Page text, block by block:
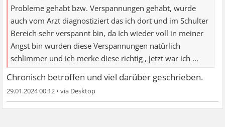
Probleme gehabt bzw. Verspannungen gehabt, wurde
auch vom Arzt diagnostiziert das ich dort und im Schulter
Bereich sehr verspannt bin, da Ich wieder voll in meiner
Angst bin wurden diese Verspannungen natürlich
schlimmer und ich merke diese richtig , jetzt war ich ...
Chronisch betroffen und viel darüber geschrieben.
29.01.2024 00:12 •